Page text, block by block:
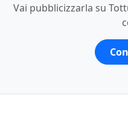
Vai pubblicizzarla su